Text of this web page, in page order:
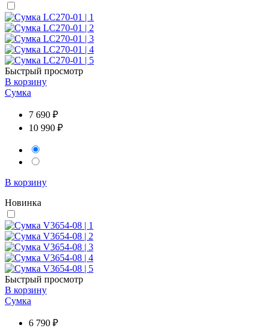
Быстрый просмотр
В корзину
Сумка
7 690 ₽
10 990 ₽
В корзину
Новинка
Быстрый просмотр
В корзину
Сумка
6 790 ₽